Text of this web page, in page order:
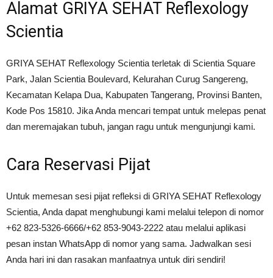
Alamat GRIYA SEHAT Reflexology
Scientia
GRIYA SEHAT Reflexology Scientia terletak di Scientia Square
Park, Jalan Scientia Boulevard, Kelurahan Curug Sangereng,
Kecamatan Kelapa Dua, Kabupaten Tangerang, Provinsi Banten,
Kode Pos 15810. Jika Anda mencari tempat untuk melepas penat
dan meremajakan tubuh, jangan ragu untuk mengunjungi kami.
Cara Reservasi Pijat
Untuk memesan sesi pijat refleksi di GRIYA SEHAT Reflexology
Scientia, Anda dapat menghubungi kami melalui telepon di nomor
+62 823-5326-6666/+62 853-9043-2222 atau melalui aplikasi
pesan instan WhatsApp di nomor yang sama. Jadwalkan sesi
Anda hari ini dan rasakan manfaatnya untuk diri sendiri!